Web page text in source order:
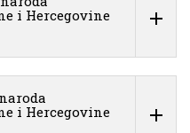
i Hercegovine
i Hercegovine